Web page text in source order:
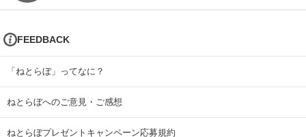
FEEDBACK
「ねとらぼ」ってなに？
ねとらぼへのご意見・ご感想
ねとらぼプレゼントキャンペーン応募規約